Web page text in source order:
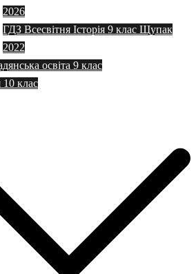
2026
ГДЗ Всесвітня Історія 9 клас Щупак
2022
освіта 9 клас
10 клас